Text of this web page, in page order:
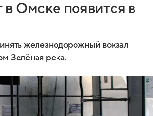
Омске появится в
железнодорожный вокзал
Зелёная река.